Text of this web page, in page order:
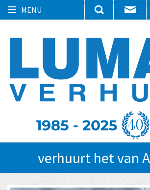
Toggle
MENU
verhuurt het van